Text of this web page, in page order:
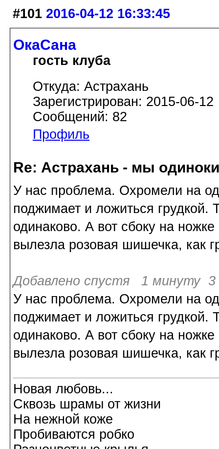
#101 2016-04-12 16:33:45
ОкаСана
гость клуба
Откуда: Астрахань
Зарегистрирован: 2015-06-12
Сообщений: 82
Профиль
Re: Астрахань - мы
У нас проблема. Охромели на
поджимает и ложиться грудкой.
одинаково. А вот сбоку на
вылезла розовая шишечка, как
Добавлено спустя 1 минуту 3
У нас проблема. Охромели на
поджимает и ложиться грудкой.
одинаково. А вот сбоку на
вылезла розовая шишечка, как
Новая любовь...
Сквозь шрамы от жизни
На нежной коже
Пробиваются робко